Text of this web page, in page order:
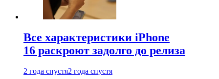
Все характеристики iPhone
16 раскроют задолго до релиза
2 года спустя2 года спустя